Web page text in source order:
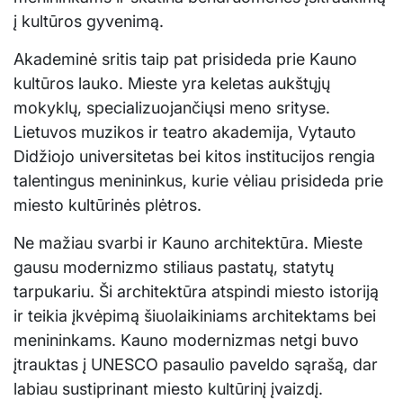
į kultūros gyvenimą.
Akademinė sritis taip pat prisideda prie Kauno
kultūros lauko. Mieste yra keletas aukštųjų
mokyklų, specializuojančiųsi meno srityse.
Lietuvos muzikos ir teatro akademija, Vytauto
Didžiojo universitetas bei kitos institucijos rengia
talentingus menininkus, kurie vėliau prisideda prie
miesto kultūrinės plėtros.
Ne mažiau svarbi ir Kauno architektūra. Mieste
gausu modernizmo stiliaus pastatų, statytų
tarpukariu. Ši architektūra atspindi miesto istoriją
ir teikia įkvėpimą šiuolaikiniams architektams bei
menininkams. Kauno modernizmas netgi buvo
įtrauktas į UNESCO pasaulio paveldo sąrašą, dar
labiau sustiprinant miesto kultūrinį įvaizdį.